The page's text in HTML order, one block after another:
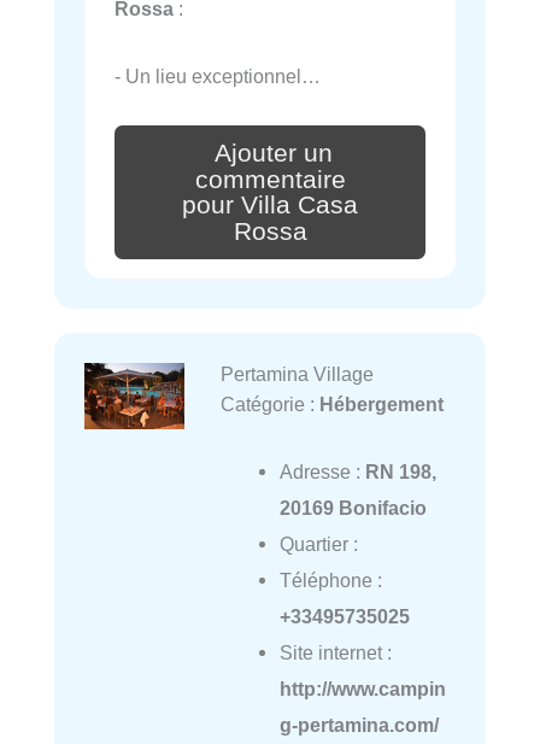
Rossa :
- Un lieu exceptionnel…
Ajouter un
commentaire
pour Villa Casa
Rossa
Pertamina Village
Catégorie : Hébergement
Adresse : RN 198,
20169 Bonifacio
Quartier :
Téléphone :
+33495735025
Site internet :
http://www.campin
g-pertamina.com/